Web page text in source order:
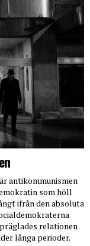
antikommunismen
som höll
ifrån den absoluta
relationen
långa perioder.